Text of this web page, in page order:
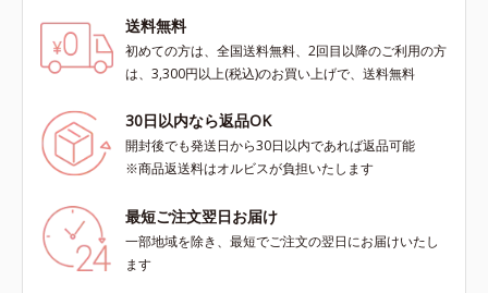
送料無料
初めての方は、全国送料無料、2回目以降のご利用の方
は、3,300円以上(税込)のお買い上げで、送料無料
30日以内なら返品OK
開封後でも発送日から30日以内であれば返品可能
※商品返送料はオルビスが負担いたします
最短ご注文翌日お届け
一部地域を除き、最短でご注文の翌日にお届けいたし
ます